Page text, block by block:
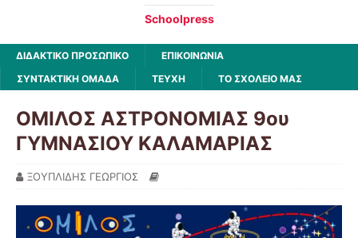
Schoolpress
ΔΙΔΑΚΤΙΚΟ ΠΡΟΣΩΠΙΚΟ
ΕΠΙΚΟΙΝΩΝΙΑ
ΣΥΝΤΑΚΤΙΚΗ ΟΜΑΔΑ
ΤΕΥΧΗ ΤΟ ΣΧΟΛΕΙΟ ΜΑΣ
ΟΜΙΛΟΣ ΑΣΤΡΟΝΟΜΙΑΣ 9ου
ΓΥΜΝΑΣΙΟΥ ΚΑΛΑΜΑΡΙΑΣ
ΞΟΥΠΛΙΔΗΣ ΓΕΩΡΓΙΟΣ